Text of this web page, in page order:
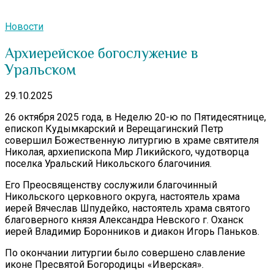
Новости
Архиерейское богослужение в
Уральском
29.10.2025
26 октября 2025 года, в Неделю 20-ю по Пятидесятнице,
епископ Кудымкарский и Верещагинский Петр
совершил Божественную литургию в храме святителя
Николая, архиепископа Мир Ликийского, чудотворца
поселка Уральский Никольского благочиния.
Его Преосвященству сослужили благочинный
Никольского церковного округа, настоятель храма
иерей Вячеслав Шпудейко, настоятель храма святого
благоверного князя Александра Невского г. Оханск
иерей Владимир Боронников и диакон Игорь Паньков.
По окончании литургии было совершено славление
иконе Пресвятой Богородицы «Иверская».